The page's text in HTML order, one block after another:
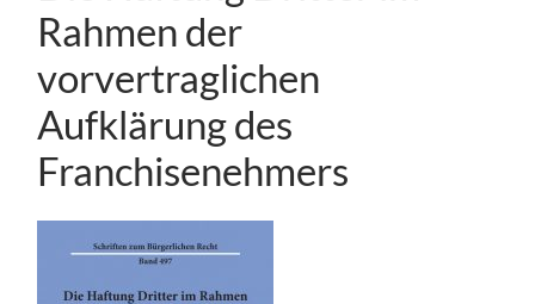
Rahmen der
vorvertraglichen
Aufklärung des
Franchisenehmers